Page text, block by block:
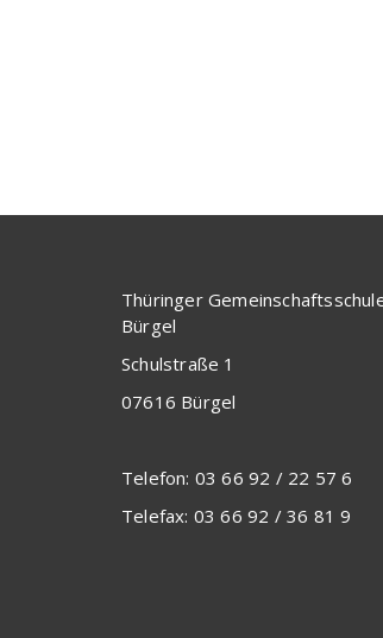
Thüringer
Bürgel
Schulstraße 1
07616 Bürgel
Telefon: 03 66 92 / 22 57 6
Telefax: 03 66 92 / 36 81 9